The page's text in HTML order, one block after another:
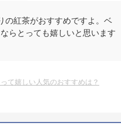
の紅茶がおすすめですよ。ベ
らとっても嬉しいと思います
て嬉しい人気のおすすめは？